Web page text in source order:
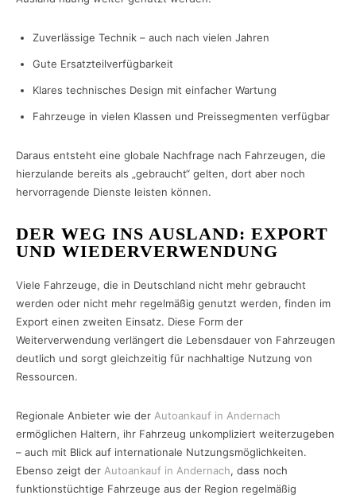
Zuverlässige Technik – auch nach vielen Jahren
Gute Ersatzteilverfügbarkeit
Klares technisches Design mit einfacher Wartung
Fahrzeuge in vielen Klassen und Preissegmenten verfügbar
Daraus entsteht eine globale Nachfrage nach Fahrzeugen, die
hierzulande bereits als „gebraucht“ gelten, dort aber noch
hervorragende Dienste leisten können.
DER WEG INS AUSLAND: EXPORT
UND WIEDERVERWENDUNG
Viele Fahrzeuge, die in Deutschland nicht mehr gebraucht
werden oder nicht mehr regelmäßig genutzt werden, finden im
Export einen zweiten Einsatz. Diese Form der
Weiterverwendung verlängert die Lebensdauer von Fahrzeugen
deutlich und sorgt gleichzeitig für nachhaltige Nutzung von
Ressourcen.
Regionale Anbieter wie der Autoankauf in Andernach
ermöglichen Haltern, ihr Fahrzeug unkompliziert weiterzugeben
– auch mit Blick auf internationale Nutzungsmöglichkeiten.
Ebenso zeigt der Autoankauf in Andernach, dass noch
funktionstüchtige Fahrzeuge aus der Region regelmäßig